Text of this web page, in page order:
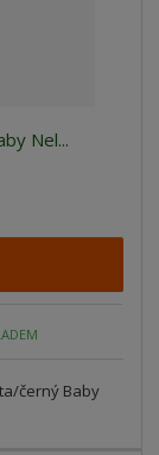
Nel...
černý Baby